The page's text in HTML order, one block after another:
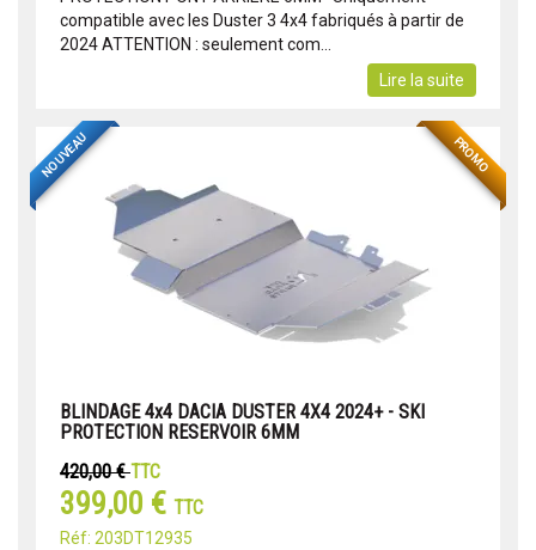
compatible avec les Duster 3 4x4 fabriqués à partir de
2024 ATTENTION : seulement com...
Lire la suite
PROMO
NOUVEAU
BLINDAGE 4x4 DACIA DUSTER 4X4 2024+ - SKI
PROTECTION RESERVOIR 6MM
420,00 €TTC
399,00 € TTC
Réf: 203DT12935